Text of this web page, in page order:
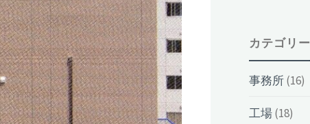
カテゴリー
事務所(16)
工場(18)